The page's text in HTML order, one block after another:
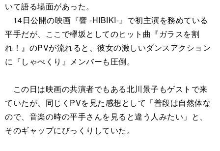
いて語る場面があった。
14日公開の映画『響 -HIBIKI-』で初主演を務めている
平手だが、ここで欅坂としてのヒット曲『ガラスを割
れ！』のPVが流れると、彼女の激しいダンスアクション
に『しゃべくり』メンバーも圧倒。
この日は映画の共演者でもある北川景子もゲストで来
ていたが、同じくPVを見た感想として「普段は自然体な
ので、音楽の時の平手さんを見ると違う人みたい」と、
そのギャップにびっくりしていた。